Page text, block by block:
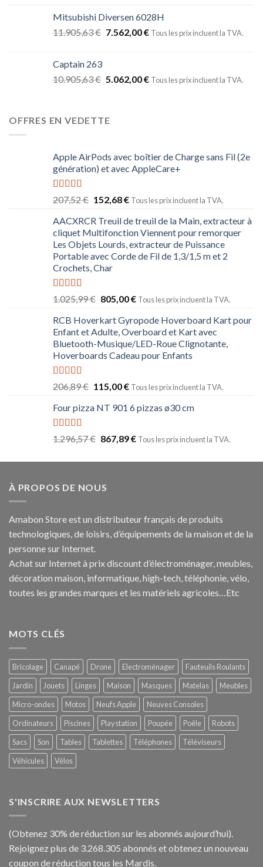
Mitsubishi Diversen 6028H
11.905,63€ 7.562,00€ Tous les prix incluent la TVA.
Captain 263
10.905,63€ 5.062,00€ Tous les prix incluent la TVA.
OFFRES EN VEDETTE
Apple AirPods avec boîtier de Charge sans Fil (2e
génération) et avec AppleCare+
Note5.00
sur 5
207,52€ 152,68€ Tous les prix incluent la TVA.
AACXRCR Treuil de treuil de la Main, extracteur à
cliquet Multifonction Viennent pour remorquer
Les Objets Lourds, extracteur de Puissance
Portable avec Corde de Fil de 1,3/1,5 m et 2
Crochets, Char
Note5.00
1.025,99€ 805,00€ Tous les prix incluent la TVA.
RCB Hoverkart Gyropode Hoverboard Kart pour
Enfant et Adulte, Overboard et Kart avec
Bluetooth-Musique/LED-Roue Clignotante,
Hoverboards Cadeau pour Enfants
Note5.00
sur 5
206,89€ 115,00€ Tous les prix incluent la TVA.
Four pizza NT 901 6 pizzas ø30 cm
Note5.00
1.296,57€ 867,89€ Tous les prix incluent la TVA.
À PROPOS DE NOUS
Amabon Store est un distributeur français de produits
technologiques, de loisirs, d’équipements de la maison et de la
personne sur Internet.
Achat sur Internet à prix discount d’électroménager, meubles,
décoration maison, informatique, high-tech, téléphonie, vélo,
toutes les grandes marques et les matériels agricoles…Etc
MOTS CLÉS
Bricolage Canapé Drone Electroménager
Fauteuils Roulants
Jardin
Jouets Linges Maison Masques Matelas
Meubles
Micro-ondes
Motos Neufs Apple
Neuves Consoles
Ordinateurs
Piscines Playstation Poupée Poêle
Robots
Sacs
Son Tables Tablettes Téléphones
Téléviseurs
Véhicules
Vélos
S'INSCRIRE AUX NEWSLETTERS
(Obtenez 30% de réduction sur les abonnés aujourd’hui).
Rejoignez plus de 3.268.305 abonnés et obtenez un nouveau
coupon de réduction tous les Mardis.